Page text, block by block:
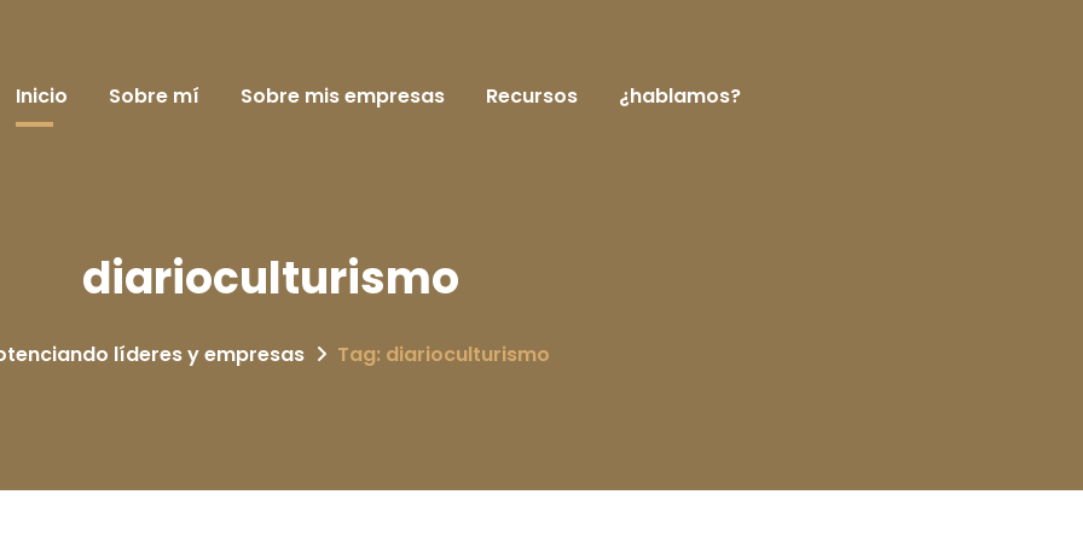
Inicio Sobre mí Sobre mis empresas Recursos ¿hablamos?
diarioculturismo
líderes y empresas Tag: diarioculturismo